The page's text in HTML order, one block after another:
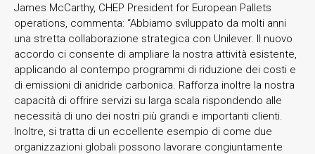
James McCarthy, CHEP President for European Pallets
operations, commenta: “Abbiamo sviluppato da molti anni
una stretta collaborazione strategica con Unilever. Il nuovo
accordo ci consente di ampliare la nostra attività esistente,
applicando al contempo programmi di riduzione dei costi e
di emissioni di anidride carbonica. Rafforza inoltre la nostra
capacità di offrire servizi su larga scala rispondendo alle
necessità di uno dei nostri più grandi e importanti clienti.
Inoltre, si tratta di un eccellente esempio di come due
organizzazioni globali possono lavorare congiuntamente